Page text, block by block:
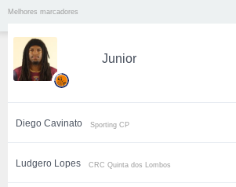
Melhores marcadores
Junior
Diego Cavinato Sporting CP
Ludgero Lopes CRC Quinta dos Lombos